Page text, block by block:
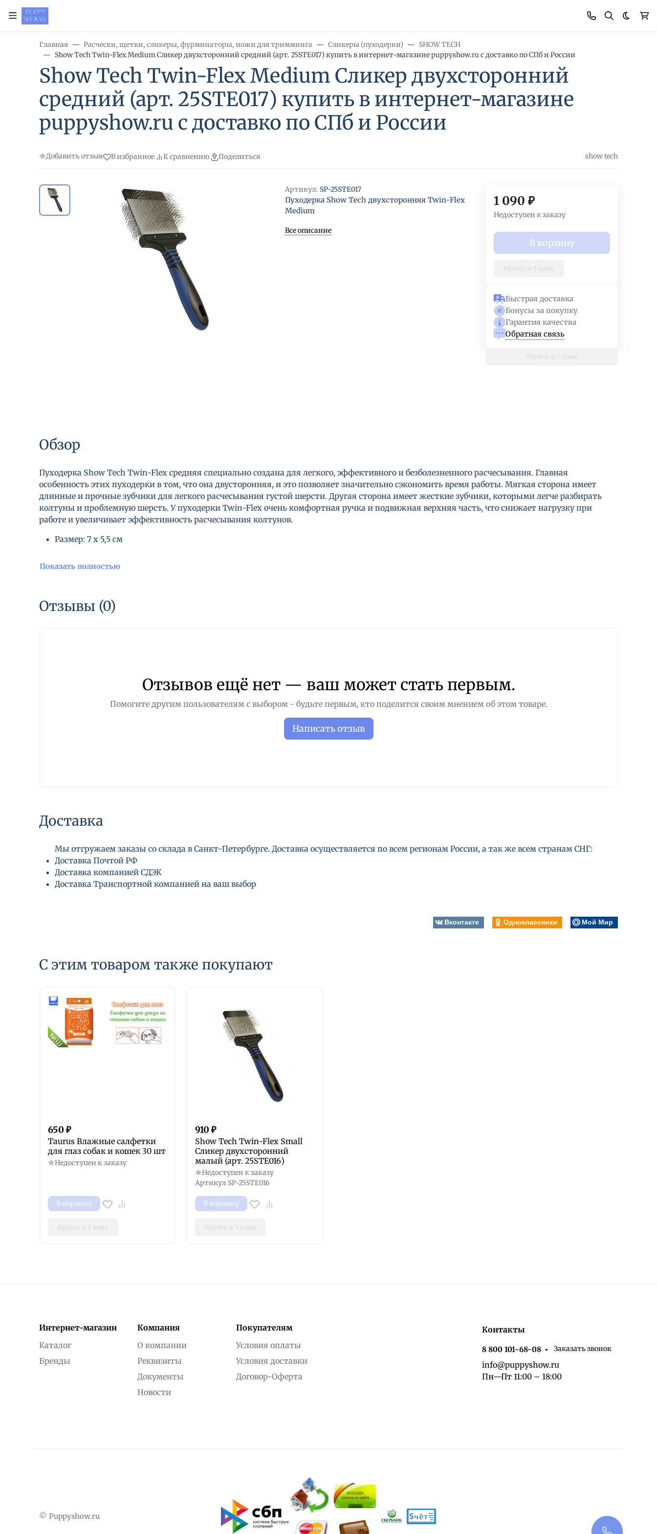
Главная Расчески, щетки, сликеры, фурминаторы, ножи для тримминга Сликеры (пуходерки)
SHOW TECH
Show Tech Twin-Flex Medium Сликер двухсторонний средний (арт. 25STE017) купить в интернет-магазине puppyshow.ru с доставко по СПб и России
Show Tech Twin-Flex Medium Сликер двухсторонний
средний (арт. 25STE017) купить в интернет-магазине
puppyshow.ru с доставко по СПб и России
Добавить отзыв В избранное К сравнению Поделиться show tech
Артикул: SP-25STE017
Пуходерка Show Tech двухсторонняя Twin-Flex
Medium
Все описание
1 090 ₽
Недоступен к заказу
В корзину
Быстрая доставка
Бонусы за покупку
Гарантия качества
Обратная связь
Обзор
Пуходерка Show Tech Twin-Flex средняя специально создана для легкого, эффективного и безболезненного расчесывания. Главная
особенность этих пуходерки в том, что она двусторонняя, и это позволяет значительно сэкономить время работы. Мягкая сторона имеет
длинные и прочные зубчики для легкого расчесывания густой шерсти. Другая сторона имеет жесткие зубчики, которыми легче разбирать
колтуны и проблемную шерсть. У пуходерки Twin-Flex очень комфортная ручка и подвижная верхняя часть, что снижает нагрузку при
работе и увеличивает эффективность расчесывания колтунов.
Размер: 7 х 5,5 см
Показать полностью
Отзывы (0)
Отзывов ещё нет — ваш может стать первым.
Помогите другим пользователям с выбором - будьте первым, кто поделится своим мнением об этом товаре.
Написать отзыв
Доставка
Мы отгружаем заказы со склада в Санкт-Петербурге. Доставка осуществляется по всем регионам России, а так же всем странам СНГ:
Доставка Почтой РФ
Доставка компанией СДЭК
Доставка Транспортной компанией на ваш выбор
Вконтакте Одноклассники Мой Мир
С этим товаром также покупают
650 ₽
Taurus Влажные салфетки
для глаз собак и кошек 30 шт
Недоступен к заказу
В корзину
910 ₽
Show Tech Twin-Flex Small
Сликер двухсторонний
малый (арт. 25STE016)
Недоступен к заказу
Артикул SP-25STE016
В корзину
Интернет-магазин
Каталог
Бренды
Компания
О компании
Реквизиты
Документы
Новости
Покупателям
Условия оплаты
Условия доставки
Договор-Оферта
Контакты
8 800 101-68-08 Заказать звонок
info@puppyshow.ru
Пн—Пт 11:00 – 18:00
© Puppyshow.ru